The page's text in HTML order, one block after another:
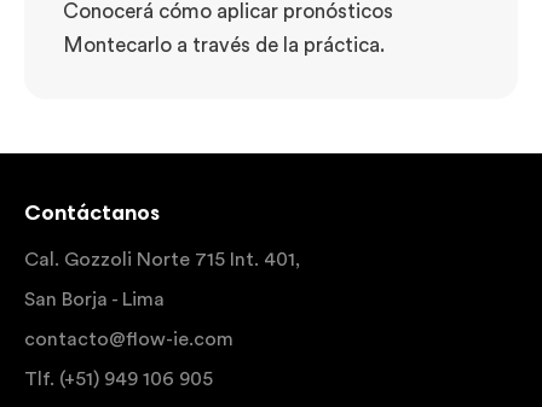
Conocerá cómo aplicar pronósticos
Montecarlo a través de la práctica.
Contáctanos
Cal. Gozzoli Norte 715 Int. 401,
San Borja - Lima
contacto@flow-ie.com
Tlf. (+51) 949 106 905